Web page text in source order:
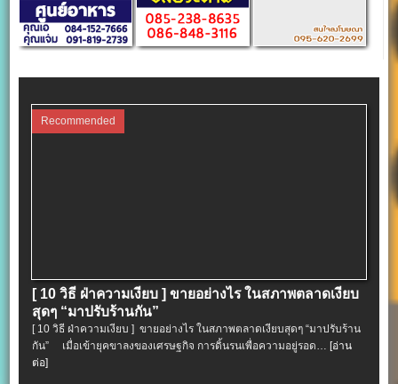
Recommended
[ 10 วิธี ฝ่าความเงียบ ] ขายอย่างไร ในสภาพตลาดเงียบ
สุดๆ “มาปรับร้านกัน”
[ 10 วิธี ฝ่าความเงียบ ] ขายอย่างไร ในสภาพตลาดเงียบสุดๆ “มาปรับร้าน
กัน” เมื่อเข้ายุคขาลงของเศรษฐกิจ การดิ้นรนเพื่อความอยู่รอด…[อ่าน
ต่อ]